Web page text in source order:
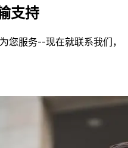
支持
您服务--现在就联系我们，